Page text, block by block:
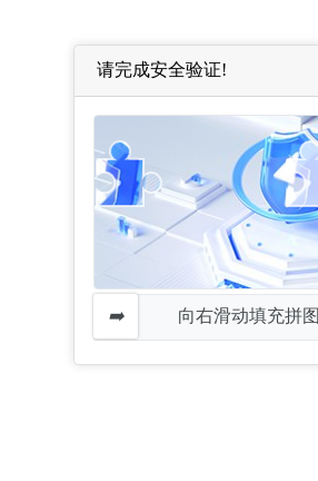
请完成安全验证!
向右滑动填充拼图